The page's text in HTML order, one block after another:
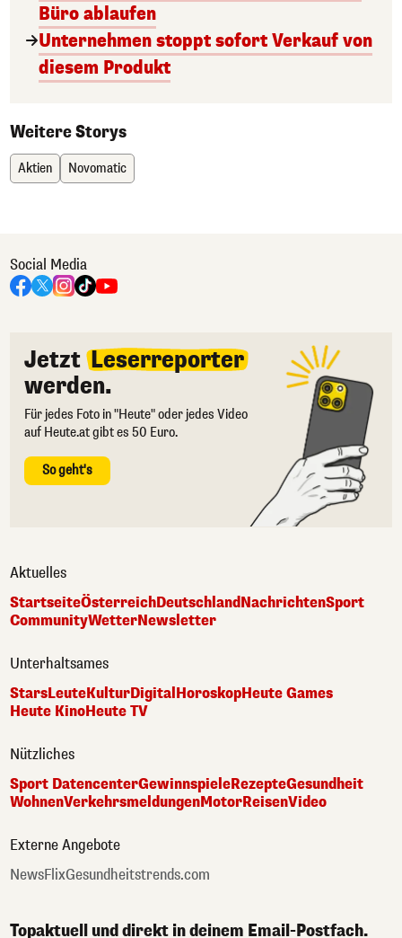
Büro ablaufen
Unternehmen stoppt sofort Verkauf von
diesem Produkt
Weitere Storys
Aktien Novomatic
Social Media
Jetzt Leserreporter
werden.
Für jedes Foto in "Heute" oder jedes Video
auf Heute.at gibt es 50 Euro.
So geht's
Aktuelles
StartseiteÖsterreichDeutschlandNachrichtenSport
CommunityWetterNewsletter
Unterhaltsames
StarsLeuteKulturDigital HoroskopHeute Games
Heute KinoHeute TV
Nützliches
Sport DatencenterGewinnspieleRezepteGesundheit
WohnenVerkehrsmeldungenMotorReisenVideo
Externe Angebote
NewsFlixGesundheitstrends.com
Topaktuell und direkt in deinem Email-Postfach.